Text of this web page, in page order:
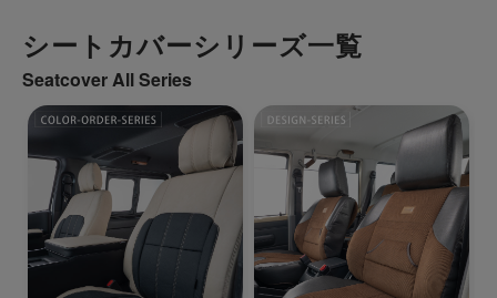
シートカバーシリーズ一覧
Seatcover All Series